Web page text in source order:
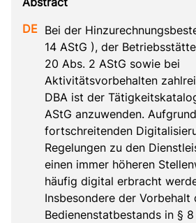
Bei der
14 AStG ), der
20 Abs. 2 AStG sowie bei
Aktivitätsvorbehalten
DBA ist der
AStG anzuwenden.
fortschreitenden
Regelungen zu den
einen immer höheren
häufig digital erbracht
Insbesondere der Vorbehalt
Bedienenstatbestands in § 8